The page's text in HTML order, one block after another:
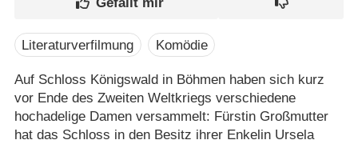
Literaturverfilmung Komödie
Auf Schloss Königswald in Böhmen haben sich kurz
vor Ende des Zweiten Weltkriegs verschiedene
hochadelige Damen versammelt: Fürstin Großmutter
hat das Schloss in den Besitz ihrer Enkelin Ursela